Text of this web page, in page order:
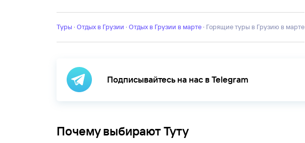
Туры · Отдых в Грузии · отдых в Грузии в марте · Горящие туры в Грузию в марте
Подписывайтесь на нас в Telegram
Почему выбирают Туту